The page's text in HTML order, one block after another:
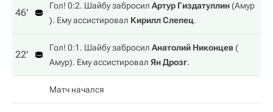
46‎’‎
Гол! 0:2. Шайбу забросил Артур Гиздатуллин(Амур
). Ему ассистировал Кирилл Слепец.
22‎’‎
Гол! 0:1. Шайбу забросил Анатолий Никонцев(
Амур). Ему ассистировал Ян Дрозг.
Матч начался